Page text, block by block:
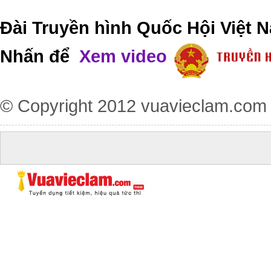
Đài Truyền hình Quốc Hội Việt
Nhấn để Xem video
© Copyright 2012 vuavieclam.com